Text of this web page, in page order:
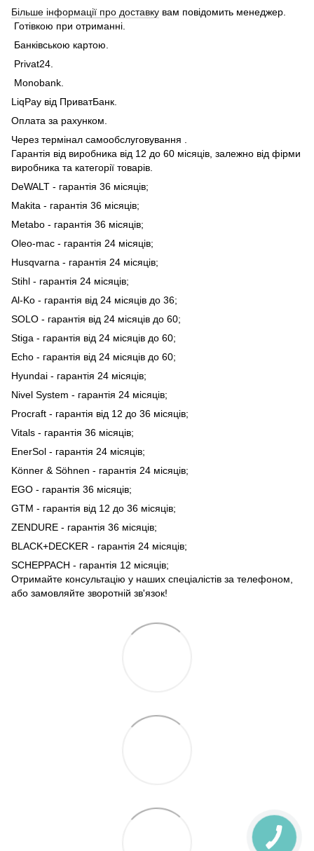
Більше інформації про доставку вам повідомить менеджер.
Готівкою при отриманні.
Банківською картою.
Privat24.
Monobank.
LiqPay від ПриватБанк.
Оплата за рахунком.
Через термінал самообслуговування .
Гарантія від виробника від 12 до 60 місяців, залежно від фірми
виробника та категорії товарів.
DeWALT - гарантія 36 місяців;
Makita - гарантія 36 місяців;
Metabo - гарантія 36 місяців;
Oleo-mac - гарантія 24 місяців;
Husqvarna - гарантія 24 місяців;
Stihl - гарантія 24 місяців;
Al-Ko - гарантія від 24 місяців до 36;
SOLO - гарантія від 24 місяців до 60;
Stiga - гарантія від 24 місяців до 60;
Echo - гарантія від 24 місяців до 60;
Hyundai - гарантія 24 місяців;
Nivel System - гарантія 24 місяців;
Procraft - гарантія від 12 до 36 місяців;
Vitals - гарантія 36 місяців;
EnerSol - гарантія 24 місяців;
Könner & Söhnen - гарантія 24 місяців;
EGO - гарантія 36 місяців;
GTM - гарантія від 12 до 36 місяців;
ZENDURE - гарантія 36 місяців;
BLACK+DECKER - гарантія 24 місяців;
SCHEPPACH - гарантія 12 місяців;
Отримайте консультацію у наших спеціалістів за телефоном,
або замовляйте зворотній зв'язок!